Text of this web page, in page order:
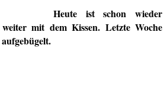
Heute ist schon wieder
mit dem Kissen. Letzte Woche